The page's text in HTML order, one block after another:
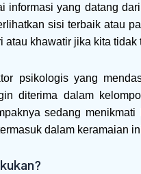
informasi yang datang
sisi terbaik atau
atau khawatir jika kita
psikologis yang
diterima dalam
sedang
dalam keramaian